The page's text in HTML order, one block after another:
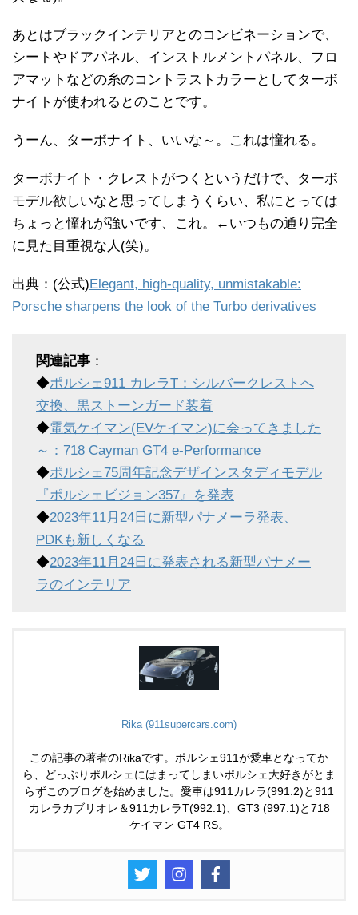
あとはブラックインテリアとのコンビネーションで、
シートやドアパネル、インストルメントパネル、フロ
アマットなどの糸のコントラストカラーとしてターボ
ナイトが使われるとのことです。
うーん、ターボナイト、いいな～。これは憧れる。
ターボナイト・クレストがつくというだけで、ターボ
モデル欲しいなと思ってしまうくらい、私にとっては
ちょっと憧れが強いです、これ。←いつもの通り完全
に見た目重視な人(笑)。
出典：(公式)Elegant, high-quality, unmistakable:
Porsche sharpens the look of the Turbo derivatives
関連記事 ：
◆ポルシェ911 カレラT：シルバークレストへ
交換、黒ストーンガード装着
◆電気ケイマン(EVケイマン)に会ってきました
～：718 Cayman GT4 e-Performance
◆ポルシェ75周年記念デザインスタディモデル
『ポルシェビジョン357』を発表
◆2023年11月24日に新型パナメーラ発表、
PDKも新しくなる
◆2023年11月24日に発表される新型パナメー
ラのインテリア
Rika (911supercars.com)
この記事の著者のRikaです。ポルシェ911が愛車となってか
ら、どっぷりポルシェにはまってしまいポルシェ大好きがとま
らずこのブログを始めました。愛車は911カレラ(991.2)と911
カレラカブリオレ＆911カレラT(992.1)、GT3 (997.1)と718
ケイマン GT4 RS。